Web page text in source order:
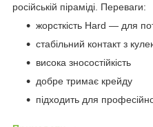
російській піраміді. Переваги:
жорсткість Hard — для
стабільний контакт з
висока зносостійкість
добре тримає крейду
підходить для